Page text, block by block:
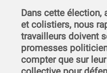
Dans cette élection,
et colistiers, nous
travailleurs doivent
promesses
compter que sur